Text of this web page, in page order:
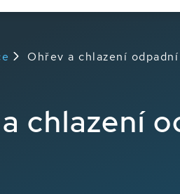
Ohřev a chlazení
chlazení